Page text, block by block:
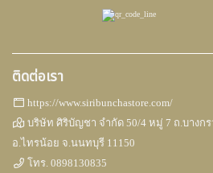
ติดต่อเรา
https://www.siribunchastore.com/
บริษัท ศิริบัญชา จำกัด 50/4 หมู่ 7 ถ.บางก
อ.ไทรน้อย จ.นนทบุรี 11150
โทร.0898130835